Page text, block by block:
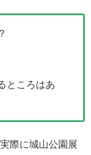
ところはあ
際に城山公園展